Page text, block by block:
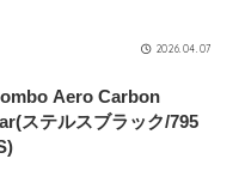
2026.04.07
Aero Carbon
ステルスブラック/795